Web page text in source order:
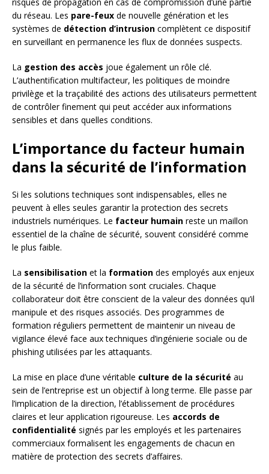
du réseau. Les pare-feux de nouvelle génération et les
systèmes de détection d’intrusion complètent ce dispositif
en surveillant en permanence les flux de données suspects.
La gestion des accès joue également un rôle clé.
L’authentification multifacteur, les politiques de moindre
privilège et la traçabilité des actions des utilisateurs permettent
de contrôler finement qui peut accéder aux informations
sensibles et dans quelles conditions.
L’importance du facteur humain
dans la sécurité de l’information
Si les solutions techniques sont indispensables, elles ne
peuvent à elles seules garantir la protection des secrets
industriels numériques. Le facteur humain reste un maillon
essentiel de la chaîne de sécurité, souvent considéré comme
le plus faible.
La sensibilisation et la formation des employés aux enjeux
de la sécurité de l’information sont cruciales. Chaque
collaborateur doit être conscient de la valeur des données qu’il
manipule et des risques associés. Des programmes de
formation réguliers permettent de maintenir un niveau de
vigilance élevé face aux techniques d’ingénierie sociale ou de
phishing utilisées par les attaquants.
La mise en place d’une véritable culture de la sécurité au
sein de l’entreprise est un objectif à long terme. Elle passe par
l’implication de la direction, l’établissement de procédures
claires et leur application rigoureuse. Les accords de
confidentialité signés par les employés et les partenaires
commerciaux formalisent les engagements de chacun en
matière de protection des secrets d’affaires.